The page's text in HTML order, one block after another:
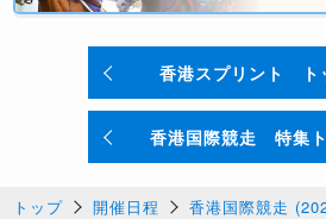
香港スプリント ト
香港国際競走 特集
トップ 開催日程
香港国際競走